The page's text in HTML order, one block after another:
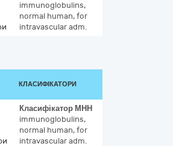
immunoglobulins,
normal human, for
intravascular adm.
КЛАСИФІКАТОРИ
Класифікатор МНН
immunoglobulins,
normal human, for
intravascular adm.